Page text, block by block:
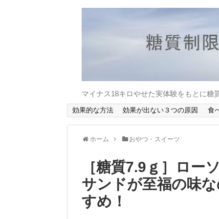
マイナス18キロやせた実体験をもとに
効果的な方法 効果が出ない３つの原因 食
ホーム おやつ・スイーツ
［糖質7.9ｇ］ロー
サンドが至福の味
すめ！